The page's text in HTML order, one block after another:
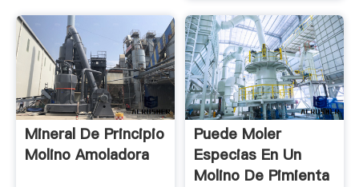
Mineral De Principio
Molino Amoladora
Puede Moler
Especias En Un
Molino De Pimienta